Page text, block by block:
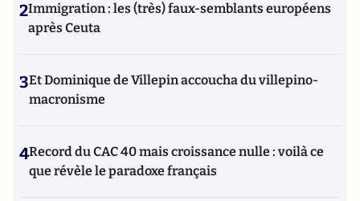
2Immigration : les (très) faux-semblants européens
après Ceuta
3Et Dominique de Villepin accoucha du villepino-
macronisme
4Record du CAC 40 mais croissance nulle : voilà ce
que révèle le paradoxe français